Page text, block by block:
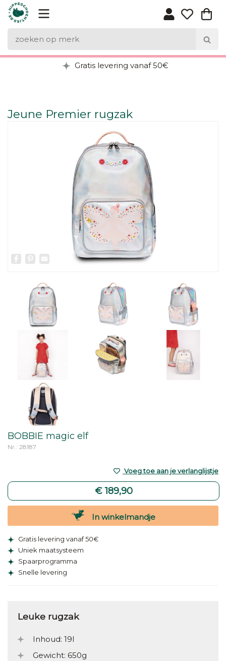
Gratis levering vanaf 50€
Jeune Premier rugzak
Facebook
Pinterest
BOBBIE magic elf
Nr.: 28187
€ 189,90
Voeg toe aan je verlanglijstje
In winkelmandje
Gratis levering vanaf 50€
Uniek maatsysteem
Spaarprogramma
Snelle levering
Leuke rugzak
Inhoud: 19l
Gewicht: 650g